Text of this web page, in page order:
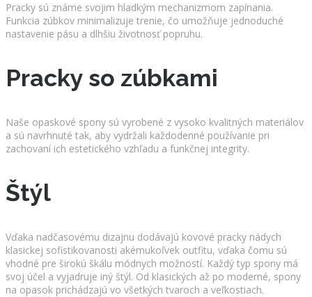
Pracky sú známe svojim hladkým mechanizmom zapínania.
Funkcia zúbkov minimalizuje trenie, čo umožňuje jednoduché
nastavenie pásu a dlhšiu životnosť popruhu.
Pracky so zúbkami
Naše opaskové spony sú vyrobené z vysoko kvalitných materiálov
a sú navrhnuté tak, aby vydržali každodenné používanie pri
zachovaní ich estetického vzhľadu a funkčnej integrity.
Štýl
Vďaka nadčasovému dizajnu dodávajú kovové pracky nádych
klasickej sofistikovanosti akémukoľvek outfitu, vďaka čomu sú
vhodné pre širokú škálu módnych možností. Každý typ spony má
svoj účel a vyjadruje iný štýl. Od klasických až po moderné, spony
na opasok prichádzajú vo všetkých tvaroch a veľkostiach.